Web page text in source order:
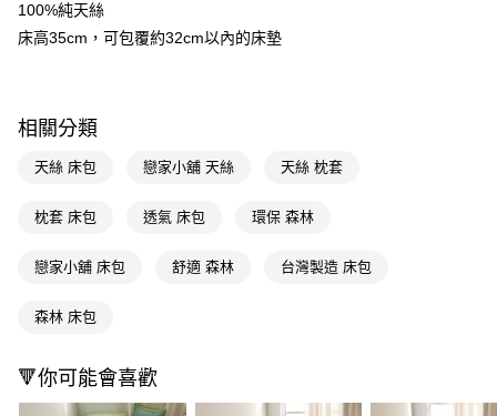
【注意事項】
１．透過由恩沛科技股份有限公司提供之「AFTEE先享後付」服務完成之交
https://aftee.tw/terms/#terms3
３．未成年的使用者請事先徵得法定代理人或監護人之同意方可使用
「AFTEE先享後付」，若未經同意申辦者引起之損失，本公司不負相關責
時審查核予不同之上限額度；若仍有額度不足之情形，本公司將視審查結果
５．嚴禁一人註冊多個帳號或使用他人資訊註冊。若發現惡意使用之情形，
100%純天絲
床高35cm，可包覆約32cm以內的床墊
相關分類
天絲 床包 戀家小舖 天絲 天絲 枕套
枕套 床包 透氣 床包 環保 森林
戀家小舖 床包 舒適 森林 台灣製造 床包
森林 床包
🔻你可能會喜歡